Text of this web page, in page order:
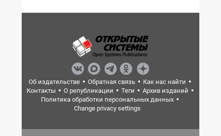
Об издательстве Обратная связь
Как нас найти
Контакты
О републикации Теги
Архив изданий
Политика обработки персональных данных
Change privacy settings